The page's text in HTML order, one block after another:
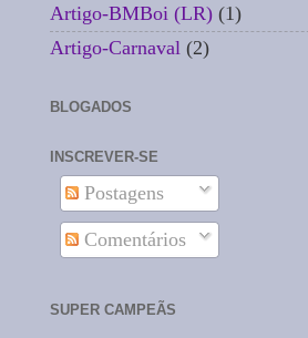
Artigo-BMBoi (LR) (1)
Artigo-Carnaval (2)
BLOGADOS
INSCREVER-SE
Postagens
Comentários
SUPER CAMPEÃS